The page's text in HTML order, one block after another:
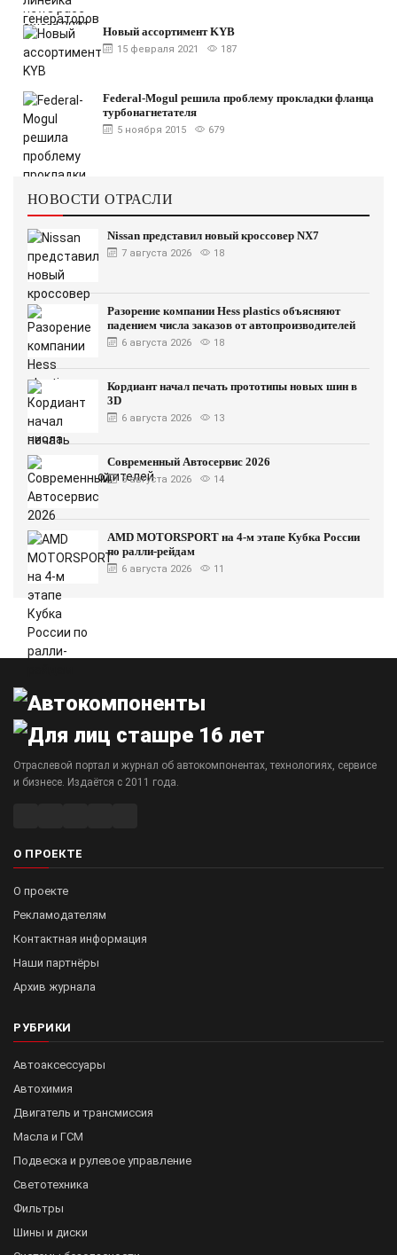
Новый ассортимент KYB
15 февраля 2021 187
Federal-Mogul решила проблему прокладки фланца
турбонагнетателя
5 ноября 2015 679
НОВОСТИ ОТРАСЛИ
Nissan представил новый кроссовер NX7
7 августа 2026 18
Разорение компании Hess plastics объясняют
падением числа заказов от автопроизводителей
6 августа 2026 18
Кордиант начал печать прототипы новых шин в
3D
6 августа 2026 13
Современный Автосервис 2026
6 августа 2026 14
AMD MOTORSPORT на 4-м этапе Кубка России
по ралли-рейдам
6 августа 2026 11
Отраслевой портал и журнал об автокомпонентах, технологиях, сервисе
и бизнесе. Издаётся с 2011 года.
О ПРОЕКТЕ
О проекте
Рекламодателям
Контактная информация
Наши партнёры
Архив журнала
РУБРИКИ
Автоаксессуары
Автохимия
Двигатель и трансмиссия
Масла и ГСМ
Подвеска и рулевое управление
Светотехника
Фильтры
Шины и диски